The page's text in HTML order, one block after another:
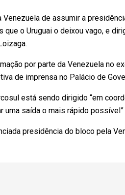
Venezuela de assumir a
o Uruguai o deixou vago, e
por parte da Venezuela no
de imprensa no Palácio de
está sendo dirigido “em
uma saída o mais rápido
presidência do bloco pela